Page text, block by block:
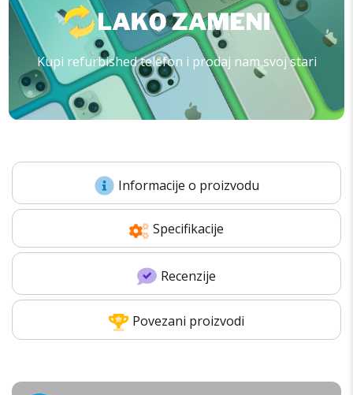
Kupi refurbished telefon i prodaj nam svoj stari
Informacije o proizvodu
Specifikacije
Recenzije
Povezani proizvodi